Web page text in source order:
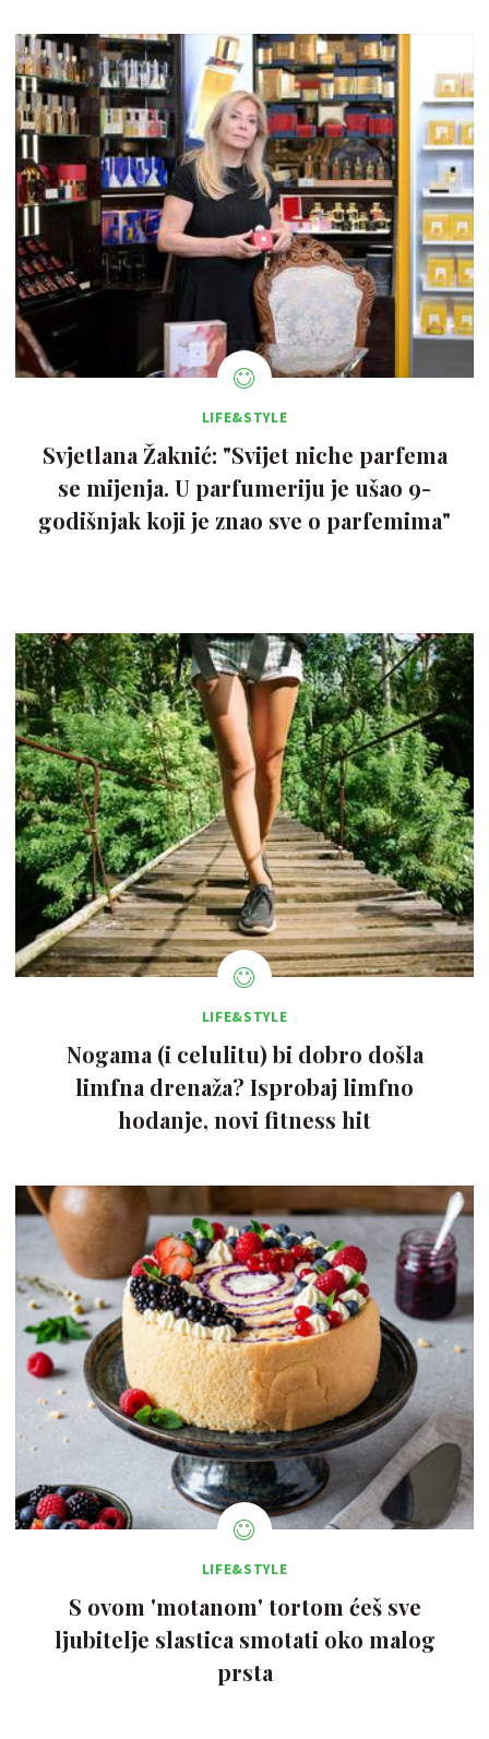
LIFE&STYLE
Svjetlana Žaknić: "Svijet niche parfema
se mijenja. U parfumeriju je ušao 9-
godišnjak koji je znao sve o parfemima"
LIFE&STYLE
Nogama (i celulitu) bi dobro došla
limfna drenaža? Isprobaj limfno
hodanje, novi fitness hit
LIFE&STYLE
S ovom 'motanom' tortom ćeš sve
ljubitelje slastica smotati oko malog
prsta